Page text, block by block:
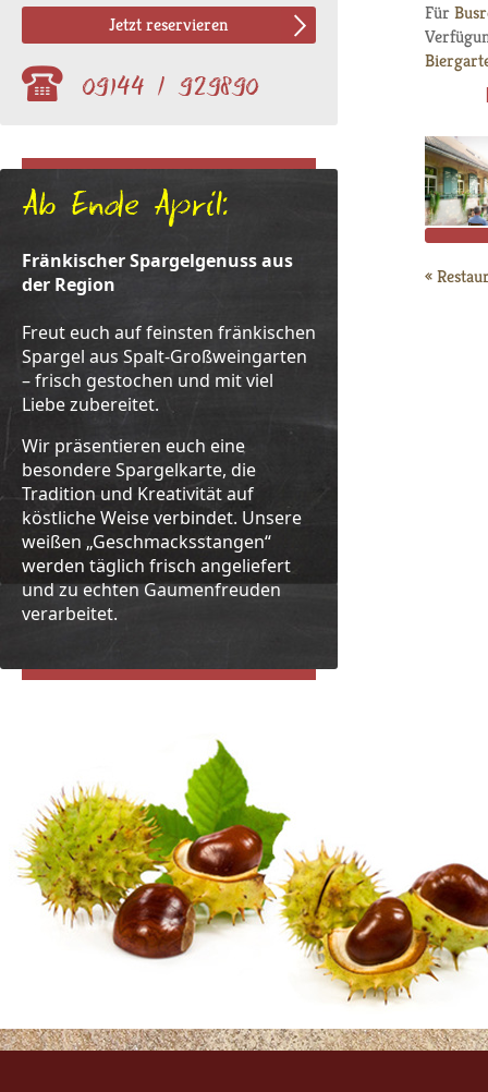
Jetzt reservieren
09144 / 929890
Ab Ende April:
Fränkischer Spargelgenuss aus
der Region
Freut euch auf feinsten fränkischen
Spargel aus Spalt-Großweingarten
– frisch gestochen und mit viel
Liebe zubereitet.
Wir präsentieren euch eine
besondere Spargelkarte, die
Tradition und Kreativität auf
köstliche Weise verbindet. Unsere
weißen „Geschmacksstangen“
werden täglich frisch angeliefert
und zu echten Gaumenfreuden
verarbeitet.
Für
«